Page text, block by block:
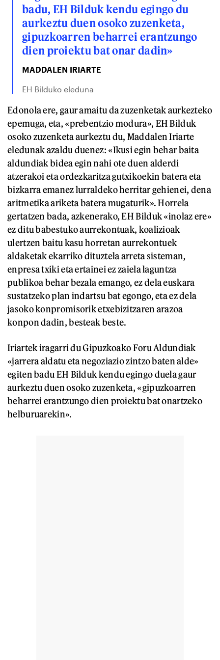
badu, EH Bilduk kendu egingo du
aurkeztu duen osoko zuzenketa,
gipuzkoarren beharrei erantzungo
dien proiektu bat onar dadin»
MADDALEN IRIARTE
EH Bilduko eleduna
Edonola ere, gaur amaitu da zuzenketak aurkezteko
epemuga, eta, «prebentzio modura», EH Bilduk
osoko zuzenketa aurkeztu du, Maddalen Iriarte
eledunak azaldu duenez: «Ikusi egin behar baita
aldundiak bidea egin nahi ote duen alderdi
atzerakoi eta ordezkaritza gutxikoekin batera eta
bizkarra emanez lurraldeko herritar gehienei, dena
aritmetika ariketa batera mugaturik». Horrela
gertatzen bada, azkenerako, EH Bilduk «inolaz ere»
ez ditu babestuko aurrekontuak, koalizioak
ulertzen baitu kasu horretan aurrekontuek
aldaketak ekarriko dituztela arreta sisteman,
enpresa txiki eta ertainei ez zaiela laguntza
publikoa behar bezala emango, ez dela euskara
sustatzeko plan indartsu bat egongo, eta ez dela
jasoko konpromisorik etxebizitzaren arazoa
konpon dadin, besteak beste.
Iriartek iragarri du Gipuzkoako Foru Aldundiak
«jarrera aldatu eta negoziazio zintzo baten alde»
egiten badu EH Bilduk kendu egingo duela gaur
aurkeztu duen osoko zuzenketa, «gipuzkoarren
beharrei erantzungo dien proiektu bat onartzeko
helburuarekin».